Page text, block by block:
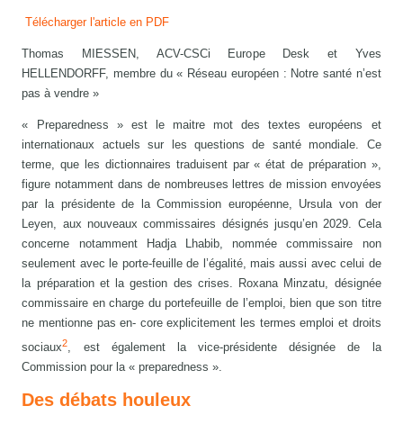
Télécharger l'article en PDF
Thomas MIESSEN, ACV-CSCi Europe Desk et Yves
HELLENDORFF, membre du « Réseau européen : Notre santé n’est
pas à vendre »
« Preparedness » est le maitre mot des textes européens et
internationaux actuels sur les questions de santé mondiale. Ce
terme, que les dictionnaires traduisent par « état de préparation »,
figure notamment dans de nombreuses lettres de mission envoyées
par la présidente de la Commission européenne, Ursula von der
Leyen, aux nouveaux commissaires désignés jusqu’en 2029. Cela
concerne notamment Hadja Lhabib, nommée commissaire non
seulement avec le porte-feuille de l’égalité, mais aussi avec celui de
la préparation et la gestion des crises. Roxana Minzatu, désignée
commissaire en charge du portefeuille de l’emploi, bien que son titre
ne mentionne pas en- core explicitement les termes emploi et droits
sociaux2, est également la vice-présidente désignée de la
Commission pour la « preparedness ».
Des débats houleux